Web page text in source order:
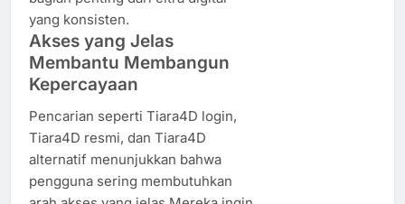
yang konsisten.
Akses yang Jelas
Membantu Membangun
Kepercayaan
Pencarian seperti Tiara4D login,
Tiara4D resmi, dan Tiara4D
alternatif menunjukkan bahwa
pengguna sering membutuhkan